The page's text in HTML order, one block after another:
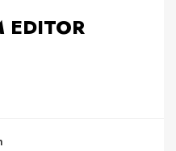
EDITOR